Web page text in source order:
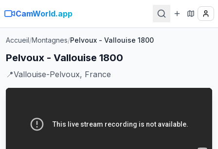
CamWorld.app
Accueil/Montagnes/Pelvoux - Vallouise 1800
Pelvoux - Vallouise 1800
📍Vallouise-Pelvoux, France